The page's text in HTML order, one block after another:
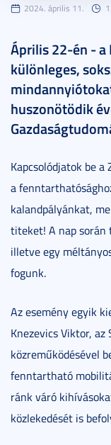
2024. április 11.
Április 22-én - a
különleges,
huszonötödik
Kapcsolódjatok be a
a
kalandpályánkat,
titeket! A nap során
illetve egy
fogunk.
Az esemény egyik
Knezevics Viktor, az
közreműködésével
fenntartható
ránk váró
közlekedését is